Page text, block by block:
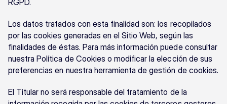
RGPD.
Los datos tratados con esta finalidad son: los recopilados
por las cookies generadas en el Sitio Web, según las
finalidades de éstas. Para más información puede consultar
nuestra Política de Cookies o modificar la elección de sus
preferencias en nuestra herramienta de gestión de cookies.
El Titular no será responsable del tratamiento de la